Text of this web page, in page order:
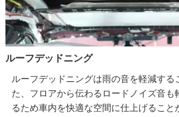
ルーフデッドニング
ルーフデッドニングは雨の音を軽減する
た、フロアから伝わるロードノイズ音も
るため車内を快適な空間に仕上げること